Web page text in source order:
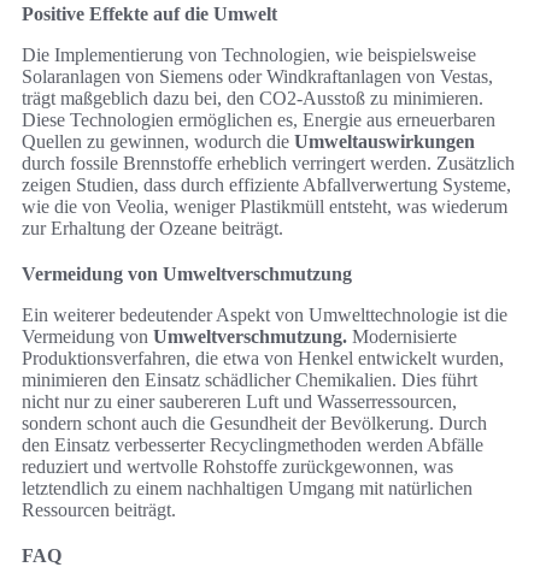
Positive Effekte auf die Umwelt
Die Implementierung von Technologien, wie beispielsweise
Solaranlagen von Siemens oder Windkraftanlagen von Vestas,
trägt maßgeblich dazu bei, den CO2-Ausstoß zu minimieren.
Diese Technologien ermöglichen es, Energie aus erneuerbaren
Quellen zu gewinnen, wodurch die Umweltauswirkungen
durch fossile Brennstoffe erheblich verringert werden. Zusätzlich
zeigen Studien, dass durch effiziente Abfallverwertung Systeme,
wie die von Veolia, weniger Plastikmüll entsteht, was wiederum
zur Erhaltung der Ozeane beiträgt.
Vermeidung von Umweltverschmutzung
Ein weiterer bedeutender Aspekt von Umwelttechnologie ist die
Vermeidung von Umweltverschmutzung. Modernisierte
Produktionsverfahren, die etwa von Henkel entwickelt wurden,
minimieren den Einsatz schädlicher Chemikalien. Dies führt
nicht nur zu einer saubereren Luft und Wasserressourcen,
sondern schont auch die Gesundheit der Bevölkerung. Durch
den Einsatz verbesserter Recyclingmethoden werden Abfälle
reduziert und wertvolle Rohstoffe zurückgewonnen, was
letztendlich zu einem nachhaltigen Umgang mit natürlichen
Ressourcen beiträgt.
FAQ